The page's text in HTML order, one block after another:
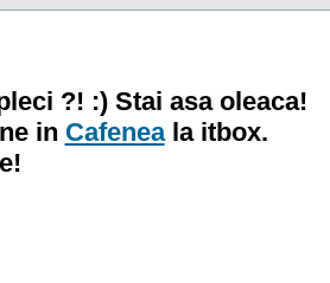
?! :) Stai asa oleaca!
in Cafeneala itbox.